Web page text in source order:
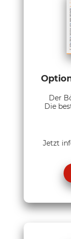
Der
Die
Jetzt